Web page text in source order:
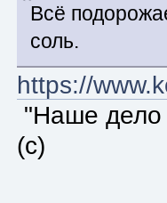
Всё
соль.
https://
"Наше дело
(с)